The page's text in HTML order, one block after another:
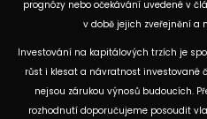
prognózy nebo očekávání uvedené v
v době jejich zveřejnění a
Investování na kapitálových trzích je
růst i klesat a návratnost investované
nejsou zárukou výnosů budoucích.
rozhodnutí doporučujeme posoudit